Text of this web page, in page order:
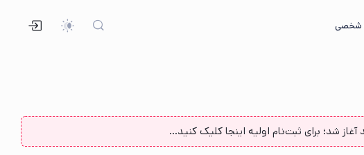
شخصی
شد؛ برای ثبت‌نام اولیه اینجا کلیک کنید...